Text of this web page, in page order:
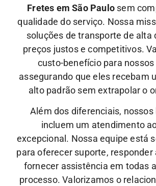
Fretes em São Paulo sem
qualidade do serviço. Nossa
soluções de transporte de alta
preços justos e competitivos.
custo-benefício para
assegurando que eles recebam
alto padrão sem extrapolar o
Além dos diferenciais,
incluem um atendimento
excepcional. Nossa equipe está
para oferecer suporte, responder
fornecer assistência em todas
processo. Valorizamos o